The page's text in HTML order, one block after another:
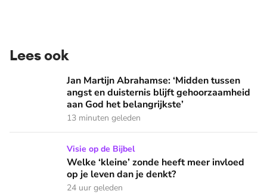
Lees ook
Jan Martijn Abrahamse: ‘Midden tussen angst en
Jan Martijn Abrahamse: ‘Midden tussen
angst en duisternis blijft gehoorzaamheid
aan God het belangrijkste’
13 minuten geleden
Welke ‘kleine’ zonde heeft meer invloed op je leven dan je
Visie op de Bijbel
Welke ‘kleine’ zonde heeft meer invloed
op je leven dan je denkt?
24 uur geleden